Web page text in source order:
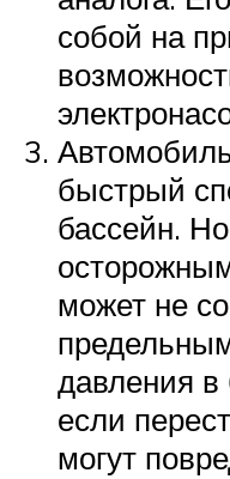
собой на
быстрый
бассейн.
может не
давления в
если
могут